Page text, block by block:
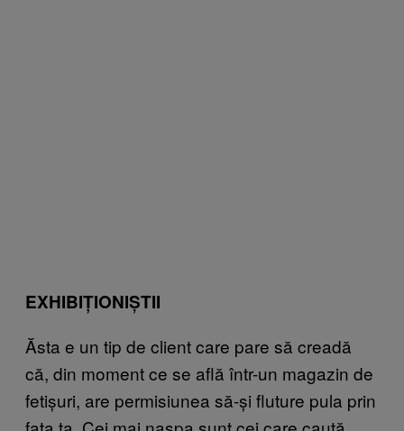
EXHIBIȚIONIȘTII
Ăsta e un tip de client care pare să creadă
că, din moment ce se află într-un magazin de
fetișuri, are permisiunea să-și fluture pula prin